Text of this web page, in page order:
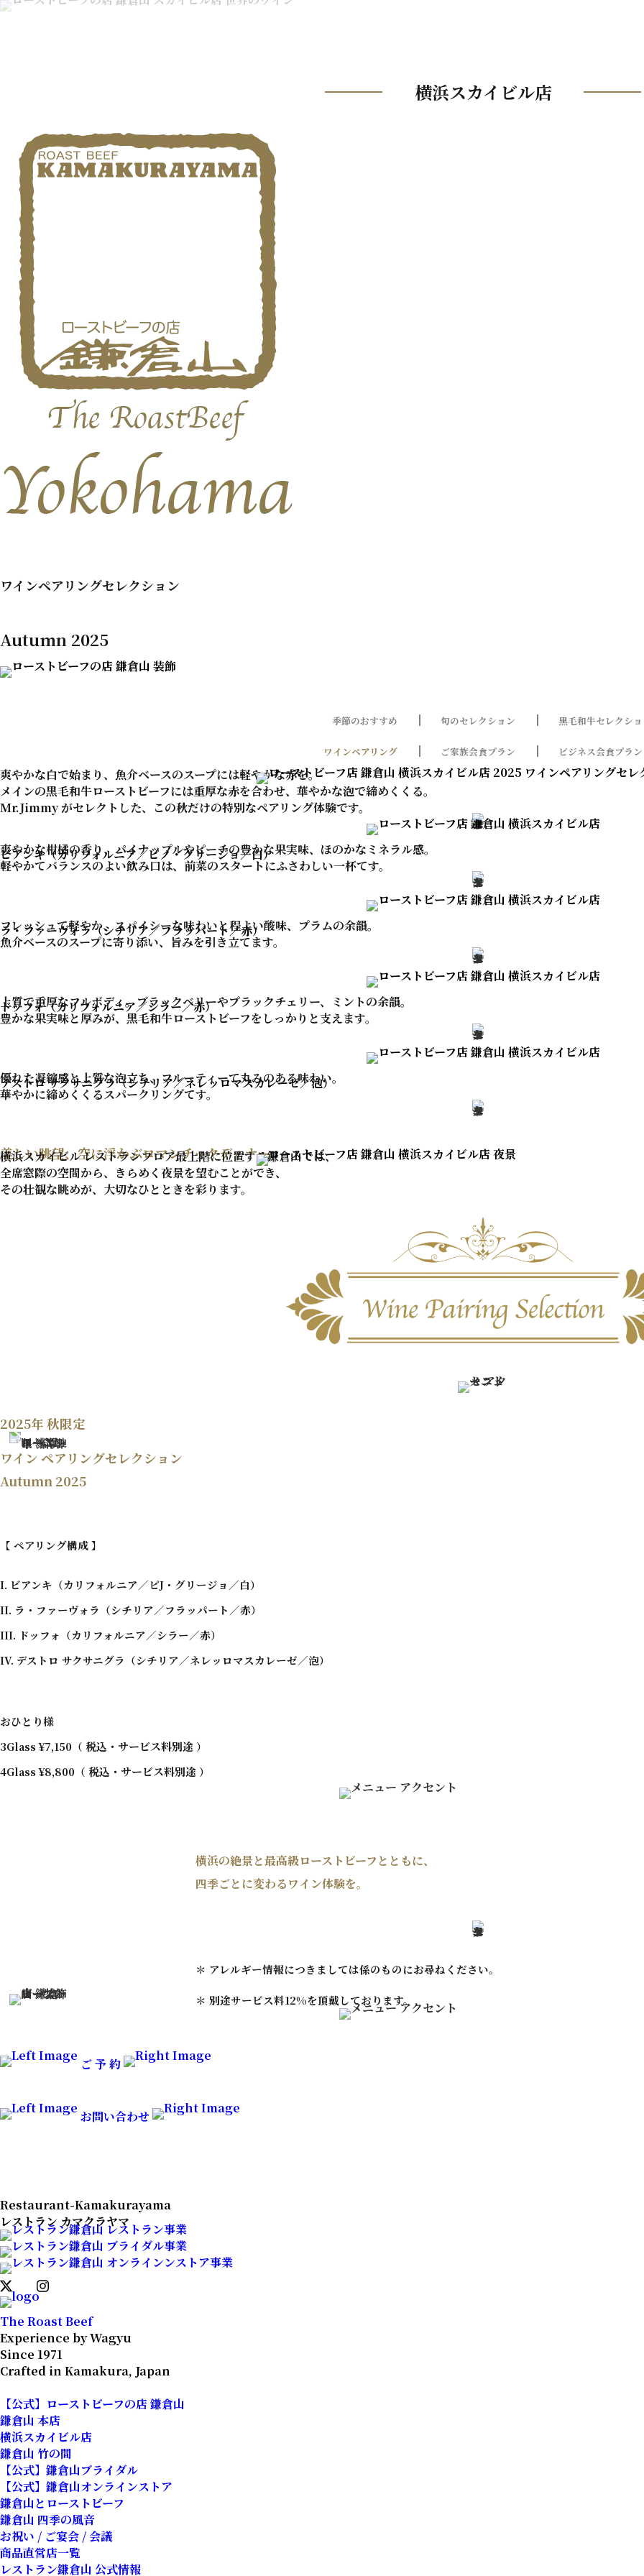
横浜スカイビル店
ワインペアリングセレクション
Autumn 2025
季節のおすすめ 旬のセレクション 黒毛和牛セレクシ
ワインペアリング ご家族会食プラン ビジネス会食プラン
爽やかな白で始まり、 魚介ベースのスープには軽やかな赤を。
メインの黒毛和牛ローストビーフには重厚な赤を合わせ、華やかな泡で締めくくる。
Mr.Jimmy がセレクトした、
この秋だけの特別なペアリング体験です。
ビアンキ（カリフォルニア／ピノ・グリージョ／白）
爽やかな柑橘の香り、 パイナップルやピーチの豊かな果実味、 ほのかなミネラル感。
軽やかてバランスのよい飲み口は、 前菜のスタートにふさわしい一杯てす。
ラ・ファーヴォラ（シチリア／フラッパート／赤）
フレッシュて軽やか、スパイシーな味わいと程よい酸味、 プラムの余韻。
魚介ベースのスープに寄り添い、
旨みを引き立てます。
ドッフォ（カリフォルニア／シラー／赤）
上質で重厚なフルボディ。ブラックベリーやプラックチェリー、
ミントの余韻。
豊かな果実味と厚みが、 黒毛和牛ローストビーフをしっかりと支えます。
デストロ サクサニグラ（シチリア／ネレッロマスカレーゼ／泡）
優れた凝縮感と上質な泡立ち、 フルーティーて丸みのある味わい。
華やかに締めくくるスパークリングてす。
美しい眺望、空に浮かぶロマンチックディナー
横浜スカイビル レストランフロア最上階に位置する鎌倉山では、
全席窓際の空間から、きらめく夜景を望むことができ、
その壮観な眺めが、大切なひとときを彩ります。
2025年 秋限定
ワイン ペアリングセレクション
Autumn 2025
【 ペアリング構成 】
I. ビアンキ（カリフォルニア／ピJ・グリージョ／白）
II. ラ・ファーヴォラ（シチリア／フラッパート／赤）
III. ドッフォ（カリフォルニア／シラー／赤）
IV. デストロ サクサニグラ（シチリア／ネレッロマスカレーゼ／泡）
おひとり様
3Glass ¥7,150（ 税込・サービス料別途 ）
4Glass ¥8,800（ 税込・サービス料別途 ）
横浜の絶景と最高級ローストビーフとともに、
四季ごとに変わるワイン体験を。
＊ アレルギー情報につきましては係のものにお尋ねください。
＊ 別途サービス料12%を頂戴しております。
ご 予 約
お問い合わせ
Restaurant-Kamakurayama
レストラン カマクラヤマ
The Roast Beef
Experience by Wagyu
Since 1971
Crafted in Kamakura, Japan
【公式】ローストビーフの店 鎌倉山
鎌倉山 本店
横浜スカイビル店
鎌倉山 竹の間
【公式】鎌倉山ブライダル
【公式】鎌倉山オンラインストア
鎌倉山とローストビーフ
鎌倉山 四季の風音
お祝い / ご宴会 / 会議
商品直営店一覧
レストラン鎌倉山 公式情報